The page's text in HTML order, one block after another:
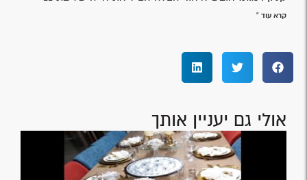
קרא עוד »
אולי גם יעניין אותך